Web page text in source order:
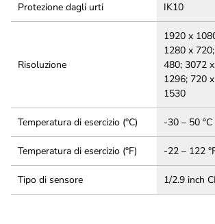
Protezione dagli urti IK10
Risoluzione
1920 x
1280 x
480; 3072
1296; 720
1530
Temperatura di esercizio (°C) -30 – 50 °C
Temperatura di esercizio (°F) -22 – 122
Tipo di sensore 1/2.9 inch